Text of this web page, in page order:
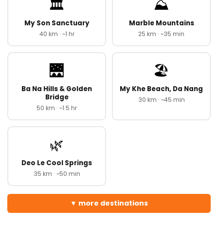
🏛️
My Son Sanctuary
40 km · ~1 hr
⛰️
Marble Mountains
25 km · ~35 min
🌉
Ba Na Hills & Golden
Bridge
50 km · ~1.5 hr
🏖️
My Khe Beach, Da Nang
30 km · ~45 min
🌿
Deo Le Cool Springs
35 km · ~50 min
more destinations